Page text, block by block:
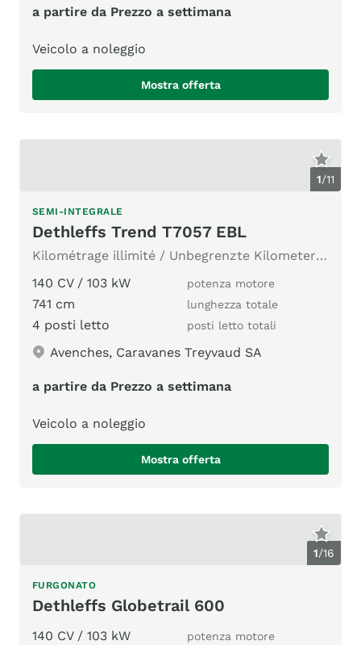
a partire da Prezzo a settimana
Veicolo a noleggio
Mostra offerta
1/11
SEMI-INTEGRALE
Dethleffs Trend T7057 EBL
Kilométrage illimité / Unbegrenzte Kilometerzahl
140 CV / 103 kW
potenza motore
741 cm lunghezza totale
4 posti letto posti letto totali
Avenches, Caravanes Treyvaud SA
a partire da Prezzo a settimana
Veicolo a noleggio
Mostra offerta
1/16
FURGONATO
Dethleffs Globetrail 600
140 CV / 103 kW potenza motore